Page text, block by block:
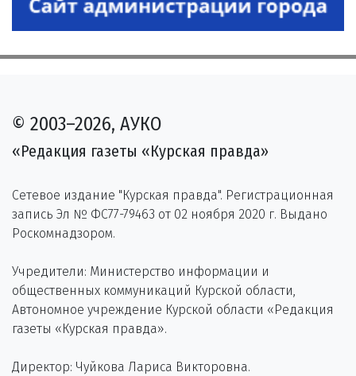
© 2003–2026, АУКО
«Редакция газеты «Курская правда»
Сетевое издание "Курская правда". Регистрационная
запись Эл № ФС77-79463 от 02 ноября 2020 г. Выдано
Роскомнадзором.
Учредители: Министерство информации и
общественных коммуникаций Курской области,
Автономное учреждение Курской области «Редакция
газеты «Курская правда».
Директор: Чуйкова Лариса Викторовна.